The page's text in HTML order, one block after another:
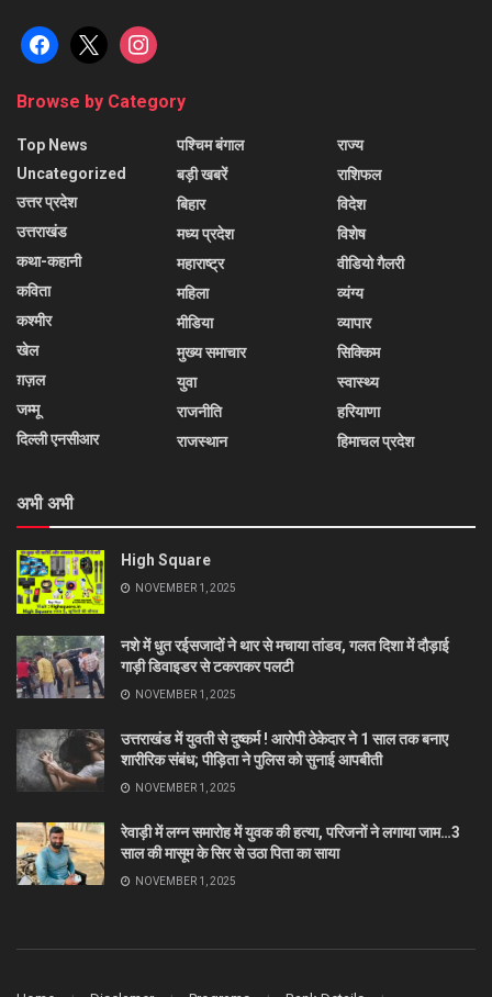
facebook
x instagram
Browse by Category
Top News
Uncategorized
उत्तर प्रदेश
उत्तराखंड
कथा-कहानी
कविता
कश्मीर
खेल
ग़ज़ल
जम्मू
दिल्ली एनसीआर
पश्चिम बंगाल
बड़ी खबरें
बिहार
मध्य प्रदेश
महाराष्ट्र
महिला
मीडिया
मुख्य समाचार
युवा
राजनीति
राजस्थान
राज्य
राशिफल
विदेश
विशेष
वीडियो गैलरी
व्यंग्य
व्यापार
सिक्किम
स्वास्थ्य
हरियाणा
हिमाचल प्रदेश
अभी अभी
High Square
NOVEMBER 1, 2025
नशे में धुत रईसजादों ने थार से मचाया तांडव, गलत दिशा में दौड़ाई
गाड़ी डिवाइडर से टकराकर पलटी
NOVEMBER 1, 2025
उत्तराखंड में युवती से दुष्कर्म ! आरोपी ठेकेदार ने 1 साल तक बनाए
शारीरिक संबंध; पीड़िता ने पुलिस को सुनाई आपबीती
NOVEMBER 1, 2025
रेवाड़ी में लग्न समारोह में युवक की हत्या, परिजनों ने लगाया जाम…3
साल की मासूम के सिर से उठा पिता का साया
NOVEMBER 1, 2025